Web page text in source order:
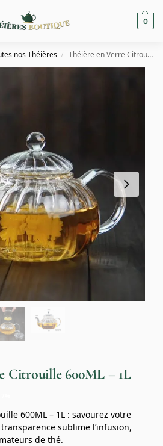
0
nos Théières / Théière en Verre Citrouille 600ML – 1L
Citrouille 600ML – 1L
600ML – 1L : savourez votre
sublime l’infusion,
de thé.